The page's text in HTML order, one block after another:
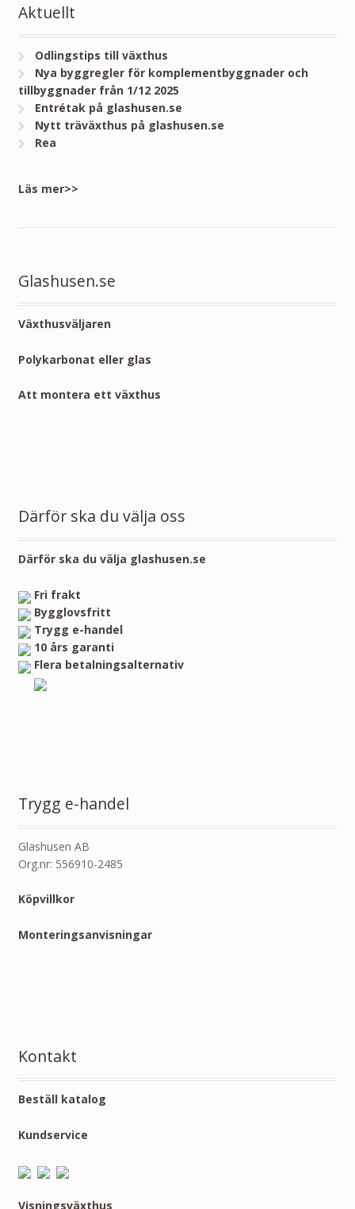
Aktuellt
Odlingstips till växthus
Nya byggregler för komplementbyggnader och
tillbyggnader från 1/12 2025
Entrétak på glashusen.se
Nytt träväxthus på glashusen.se
Rea
Läs mer>>
Glashusen.se
Växthusväljaren
Polykarbonat eller glas
Att montera ett växthus
Därför ska du välja oss
Därför ska du välja glashusen.se
Fri frakt
Bygglovsfritt
Trygg e-handel
10 års garanti
Flera betalningsalternativ
Trygg e-handel
Glashusen AB
Org.nr: 556910-2485
Köpvillkor
Monteringsanvisningar
Kontakt
Beställ katalog
Kundservice
Visningsväxthus